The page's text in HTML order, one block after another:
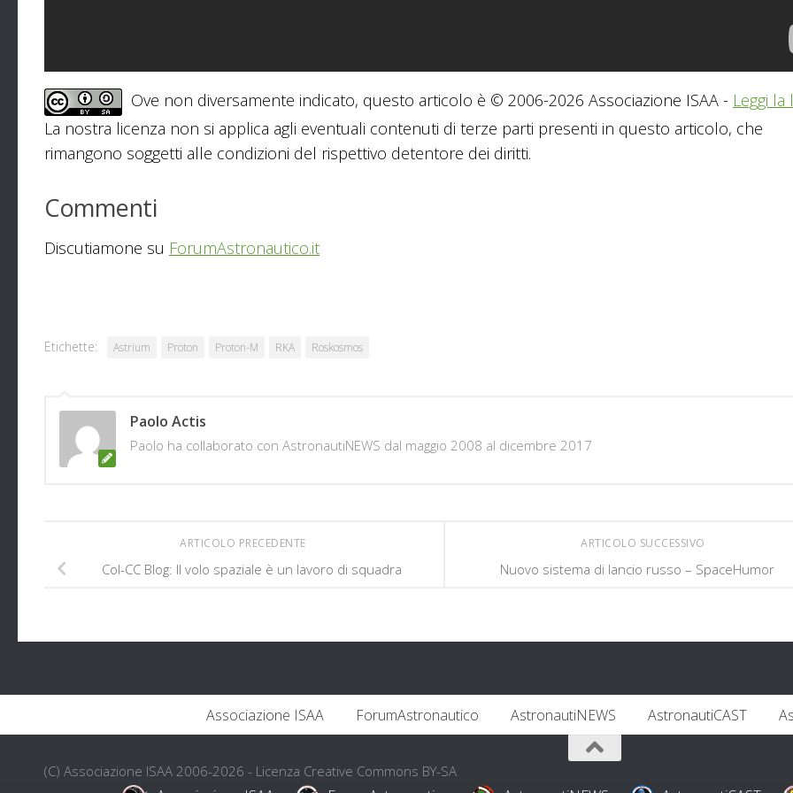
Ove non diversamente indicato, questo articolo è © 2006-2026 Associazione ISAA - Leggi la
La nostra licenza non si applica agli eventuali contenuti di terze parti presenti in questo articolo, che
rimangono soggetti alle condizioni del rispettivo detentore dei diritti.
Commenti
Discutiamone su ForumAstronautico.it
Etichette: Astrium Proton Proton-M RKA Roskosmos
Paolo Actis
Paolo ha collaborato con AstronautiNEWS dal maggio 2008 al dicembre 2017
ARTICOLO SUCCESSIVO
Nuovo sistema di lancio russo – SpaceHumor
ARTICOLO PRECEDENTE
Col-CC Blog: Il volo spaziale è un lavoro di squadra
Associazione ISAA ForumAstronautico AstronautiNEWS AstronautiCAST
(C) Associazione ISAA 2006-2026 - Licenza Creative Commons BY-SA